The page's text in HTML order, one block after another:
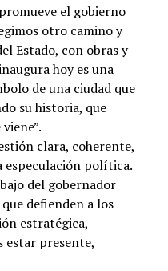
el gobierno
otro camino y
Estado, con obras y
hoy es una
de una ciudad que
su historia, que
clara, coherente,
especulación política.
del gobernador
defienden a los
estratégica,
estar presente,